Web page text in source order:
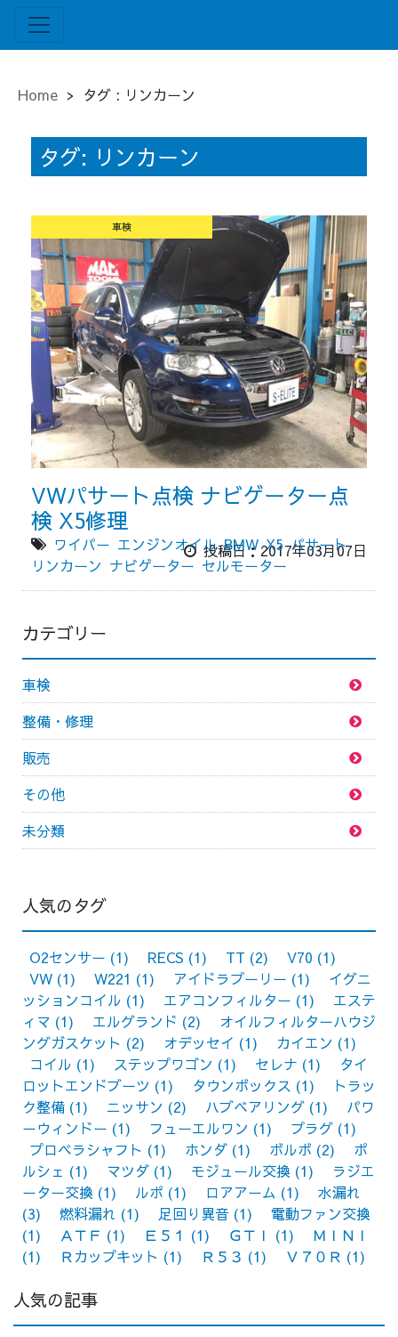
Home > タグ : リンカーン
タグ: リンカーン
車検
VWパサート点検 ナビゲーター点
検 X5修理
投稿日：2017年03月07日
ワイパー エンジンオイル BMW X5 パサート
リンカーン ナビゲーター セルモーター
カテゴリー
車検
整備・修理
販売
その他
未分類
人気のタグ
O2センサー (1) RECS (1) TT (2) V70 (1)
VW (1) W221 (1) アイドラプーリー (1)
イグニ
ッションコイル (1) エアコンフィルター (1)
エステ
ィマ (1) エルグランド (2)
オイルフィルターハウジ
ングガスケット (2) オデッセイ (1) カイエン (1)
コイル (1) ステップワゴン (1) セレナ (1)
タイ
ロットエンドブーツ (1) タウンボックス (1)
トラッ
ク整備 (1) ニッサン (2) ハブベアリング (1)
パワ
ーウィンドー (1) フューエルワン (1) プラグ (1)
プロペラシャフト (1) ホンダ (1) ボルボ (2)
ポ
ルシェ (1) マツダ (1) モジュール交換 (1)
ラジエ
ーター交換 (1) ルポ (1) ロアアーム (1)
水漏れ
(3)
燃料漏れ (1) 足回り異音 (1)
電動ファン交換
(1)
ＡＴＦ (1) Ｅ５１ (1) ＧＴＩ (1)
ＭＩＮＩ
(1)
Ｒカップキット (1) Ｒ５３ (1) Ｖ７０Ｒ (1)
人気の記事